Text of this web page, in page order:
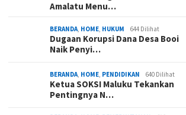
Amalatu Menu…
BERANDA, HOME, HUKUM 644 Dilihat
Dugaan Korupsi Dana Desa Booi
Naik Penyi…
BERANDA, HOME, PENDIDIKAN 640 Dilihat
Ketua SOKSI Maluku Tekankan
Pentingnya N…